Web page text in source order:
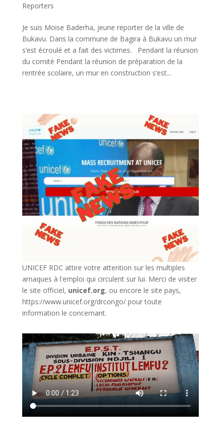
Reporters
Je suis Moise Baderha, jeune reporter de la ville de
Bukavu. Dans la commune de Bagira à Bukavu un mur
s’est écroulé et a fait des victimes. Pendant la réunion
du comité Pendant la réunion de préparation de la
rentrée scolaire, un mur en construction s’est...
UNICEF RDC attire votre attention sur les multiples
arnaques à l'emploi qui circulent sur lui. Merci de visiter
le site officiel, unicef.org, ou encore le site pays,
https://www.unicef.org/drcongo/pour toute
information le concernant.